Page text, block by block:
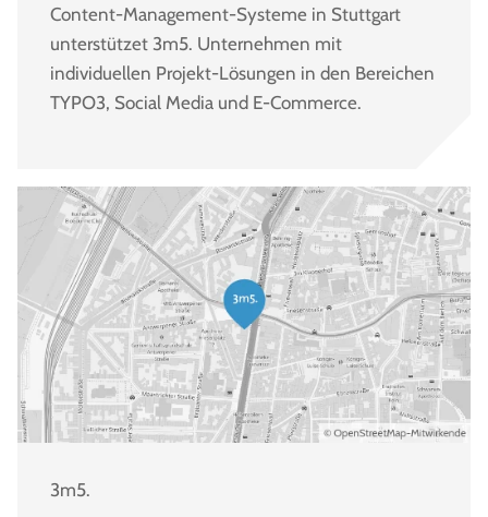
Content-Management-Systeme in Stuttgart
unterstützet 3m5. Unternehmen mit
individuellen Projekt-Lösungen in den Bereichen
TYPO3, Social Media und E-Commerce.
3m5.